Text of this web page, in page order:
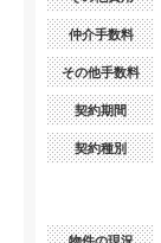
仲介手数料
その他手数料
契約期間
契約種別